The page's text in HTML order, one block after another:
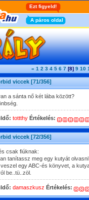
« 1 2 3 4 5 6 7 [8] 9 10
viccek [71/356]
a sánta nő két lába között?
tottthy Értékelés:
viccek [72/356]
csak fiúknak:
tanítassz meg egy kutyát
egy ABC-és könyvet, a
be..tü..zöl.
damaszkusz Értékelés: